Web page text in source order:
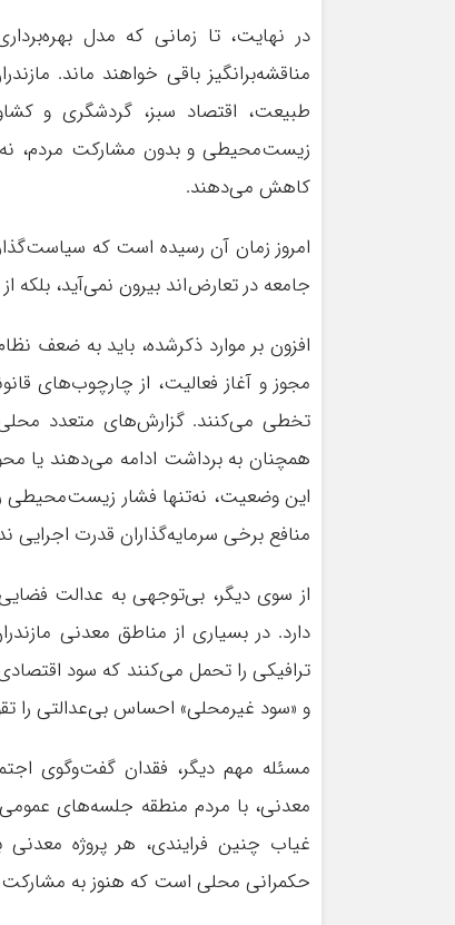
در نهایت، تا زمانی که مدل
مناقشه‌برانگیز باقی خواهند ماند.
طبیعت، اقتصاد سبز، گردشگری و
زیست‌محیطی و بدون مشارکت مردم،
کاهش می‌دهند.
امروز زمان آن رسیده است که
جامعه در تعارض‌اند بیرون نمی‌آید،
افزون بر موارد ذکرشده، باید به ضعف
مجوز و آغاز فعالیت، از چارچوب‌های
تخطی می‌کنند. گزارش‌های متعدد محلی
همچنان به برداشت ادامه می‌دهند یا
این وضعیت، نه‌تنها فشار زیست‌محیطی را
منافع برخی سرمایه‌گذاران قدرت اجرایی
از سوی دیگر، بی‌توجهی به عدالت
دارد. در بسیاری از مناطق معدنی
ترافیکی را تحمل می‌کنند که سود
و «سود غیرمحلی» احساس بی‌عدالتی را
مسئله مهم دیگر، فقدان گفت‌وگوی
معدنی، با مردم منطقه جلسه‌های عمومی
غیاب چنین فرایندی، هر پروژه
حکمرانی محلی است که هنوز به مشارکت